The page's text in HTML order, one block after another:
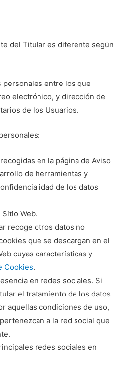
del Titular es diferente según
personales entre los que
electrónico, y dirección de
de los Usuarios.
en la página de Aviso
de herramientas y
de los datos
Web.
recoge otros datos no
que se descargan en el
cuyas características y
Cookies.
en redes sociales. Si
el tratamiento de los datos
aquellas condiciones de uso,
a la red social que
redes sociales en